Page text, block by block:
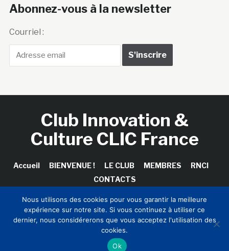
Abonnez-vous à la newsletter
Courriel :
Club Innovation &
Culture CLIC France
Accueil BIENVENUE ! LE CLUB MEMBRES
RNCI
CONTACTS
Copyright © 2026 Club Innovation & Culture CLIC France /
Sinapses Conseils
Nous utilisons des cookies pour vous garantir la meilleure
expérience sur notre site. Si vous continuez à utiliser ce
dernier, nous considérerons que vous acceptez l'utilisation des
cookies.
Ok